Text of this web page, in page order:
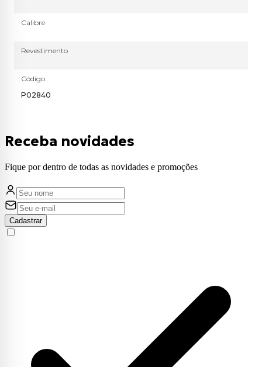
Calibre
Revestimento
Código
P02840
Receba novidades
Fique por dentro de todas as novidades e promoções
Cadastrar